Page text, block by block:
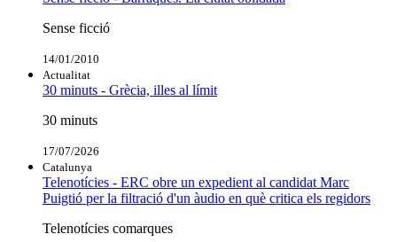
Sense ficció
14/01/2010
Actualitat
30 minuts - Grècia, illes al límit
30 minuts
17/07/2026
Catalunya
Telenotícies - ERC obre un expedient al candidat Marc
Puigtió per la filtració d'un àudio en què critica els regidors
Telenotícies comarques